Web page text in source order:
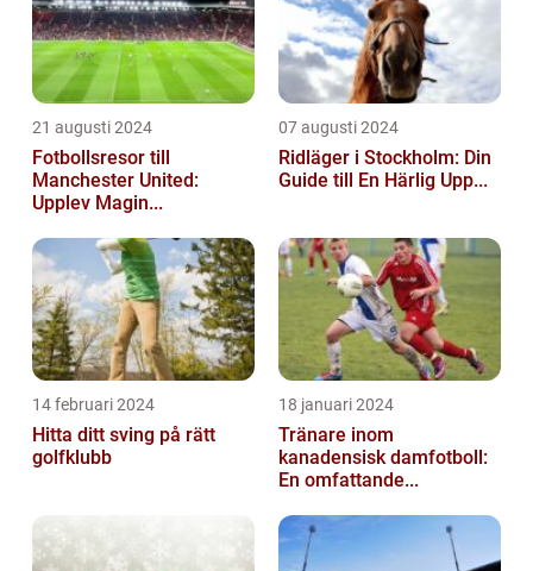
21 augusti 2024
Fotbollsresor till
Manchester United:
Upplev Magin...
07 augusti 2024
Ridläger i Stockholm: Din
Guide till En Härlig Upp...
14 februari 2024
Hitta ditt sving på rätt
golfklubb
18 januari 2024
Tränare inom
kanadensisk damfotboll:
En omfattande...